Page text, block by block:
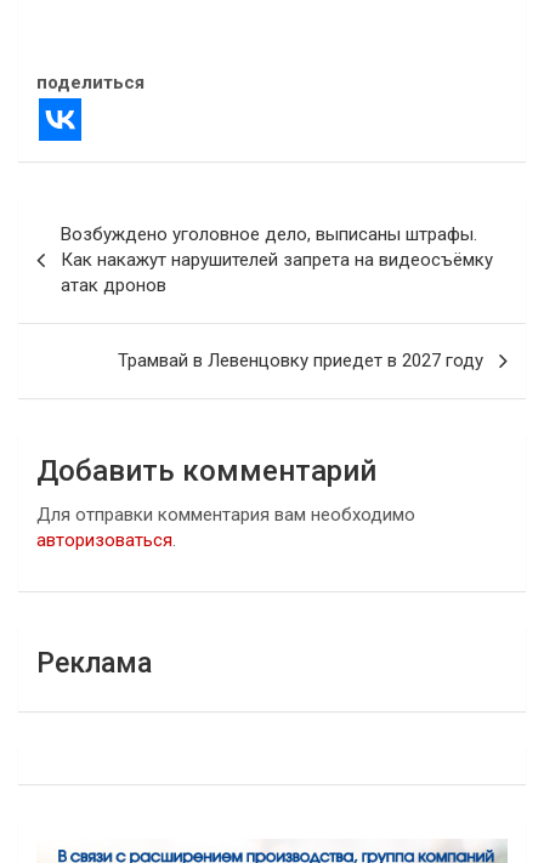
поделиться
по
записям
Возбуждено уголовное дело, выписаны штрафы.
Как накажут нарушителей запрета на видеосъёмку
атак дронов
Трамвай в Левенцовку приедет в 2027 году
Добавить комментарий
Для отправки комментария вам необходимо
авторизоваться.
Реклама